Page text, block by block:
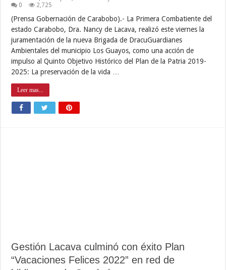
0
2,725
(Prensa Gobernación de Carabobo).- La Primera Combatiente del
estado Carabobo, Dra. Nancy de Lacava, realizó este viernes la
juramentación de la nueva Brigada de DracuGuardianes
Ambientales del municipio Los Guayos, como una acción de
impulso al Quinto Objetivo Histórico del Plan de la Patria 2019-
2025: La preservación de la vida …
Leer mas...
Gestión Lacava culminó con éxito Plan
“Vacaciones Felices 2022” en red de